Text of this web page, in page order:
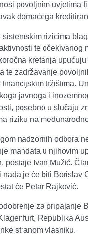
povoljnim uvjetima
domaćega
rizicima
te očekivanog
kretanja
te zadržavanje
tržištima.
javnoga i
posebno u slučaju
riziku na
nadzornih odbora
mandata u njihovim
postaje Ivan Mužić.
će biti Borislav
će Petar Rajković.
za pripajanje
Republika
stranom vlasniku.